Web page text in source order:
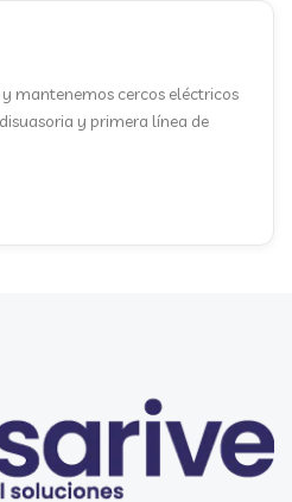
mantenemos cercos eléctricos
y primera línea de